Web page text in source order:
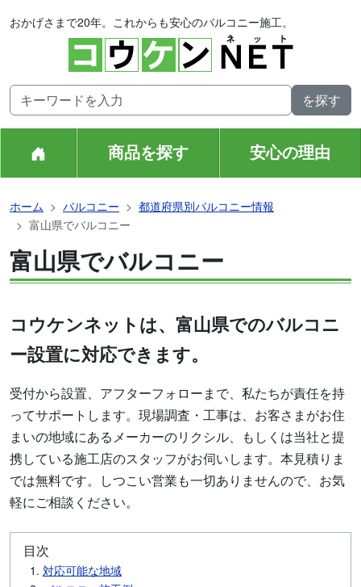
おかげさまで20年。これからも安心のバルコニー施工。
商品を探す 安心の理由
ホーム バルコニー
都道府県別バルコニー情報
富山県でバルコニー
富山県でバルコニー
コウケンネットは、富山県でのバルコニ
ー設置に対応できます。
受付から設置、アフターフォローまで、私たちが責任を持
ってサポートします。現場調査・工事は、お客さまがお住
まいの地域にあるメーカーのリクシル、もしくは当社と提
携している施工店のスタッフがお伺いします。本見積りま
では無料です。しつこい営業も一切ありませんので、お気
軽にご相談ください。
目次
対応可能な地域